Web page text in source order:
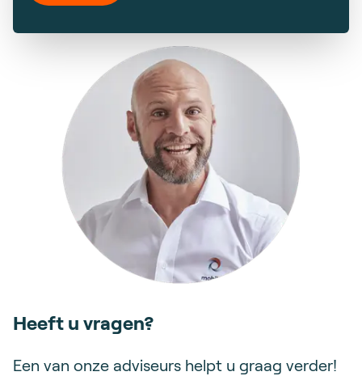
Heeft u vragen?
Een van onze adviseurs helpt u graag verder!